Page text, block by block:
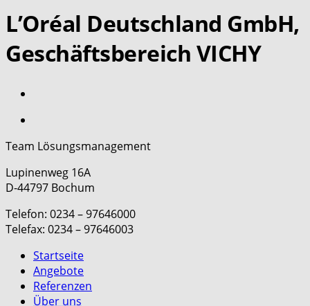
L’Oréal Deutschland GmbH,
Geschäftsbereich VICHY
Team Lösungsmanagement
Lupinenweg 16A
D-44797 Bochum
Telefon: 0234 – 97646000
Telefax: 0234 – 97646003
Startseite
Angebote
Referenzen
Über uns